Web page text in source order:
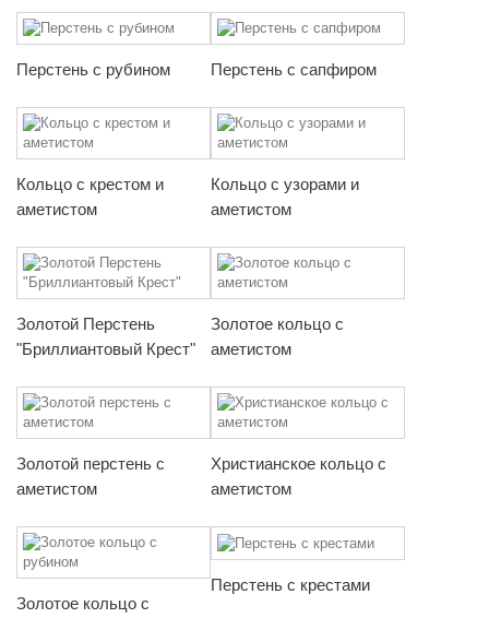
Перстень с рубином Перстень с сапфиром
Кольцо с крестом и
аметистом
Кольцо с узорами и
аметистом
Золотой Перстень
"Бриллиантовый Крест"
Золотое кольцо с
аметистом
Золотой перстень с
аметистом
Христианское кольцо с
аметистом
Золотое кольцо с
Перстень с крестами